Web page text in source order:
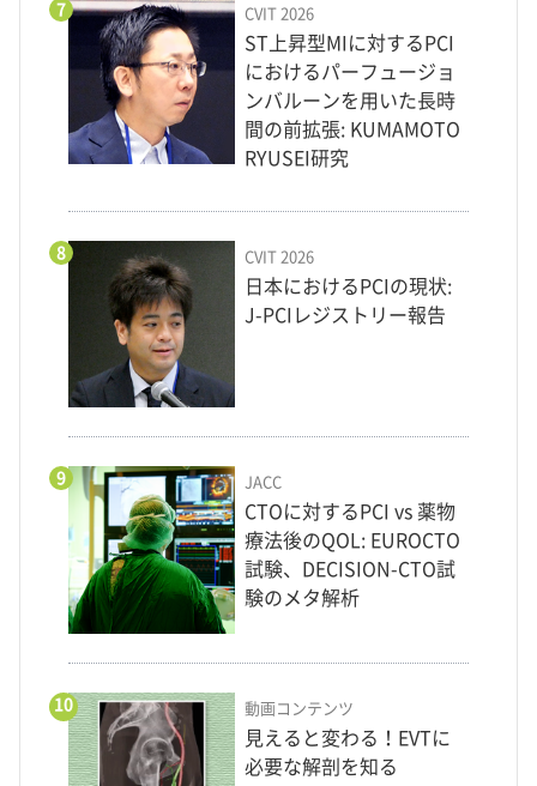
7 CVIT 2026
ST上昇型MIに対するPCI
におけるパーフュージョ
ンバルーンを用いた長時
間の前拡張: KUMAMOTO
RYUSEI研究
8 CVIT 2026
日本におけるPCIの現状:
J-PCIレジストリー報告
9 JACC
CTOに対するPCI vs 薬物
療法後のQOL: EUROCTO
試験、DECISION-CTO試
験のメタ解析
10 動画コンテンツ
見えると変わる！EVTに
必要な解剖を知る